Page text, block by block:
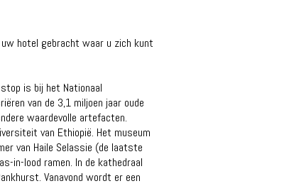
uw hotel gebracht waar u zich kunt
is bij het Nationaal
van de 3,1 miljoen jaar oude
waardevolle artefacten.
van Ethiopië. Het museum
van Haile Selassie (de laatste
in-lood ramen. In de kathedraal
Vanavond wordt er een